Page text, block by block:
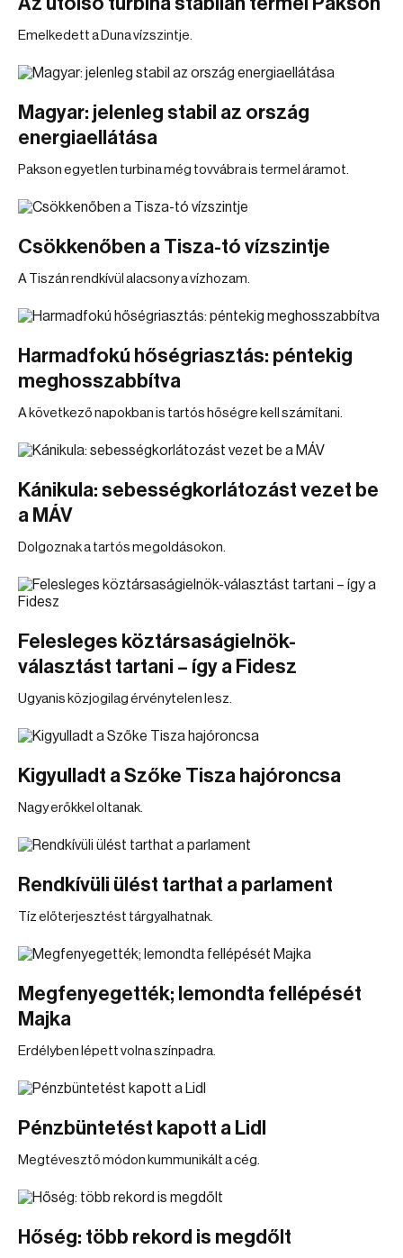
Emelkedett a Duna vízszintje.
Magyar: jelenleg stabil az ország
energiaellátása
Pakson egyetlen turbina még tovvábra is termel áramot.
Csökkenőben a Tisza-tó vízszintje
A Tiszán rendkívül alacsony a vízhozam.
Harmadfokú hőségriasztás: péntekig
meghosszabbítva
A következő napokban is tartós hőségre kell számítani.
Kánikula: sebességkorlátozást vezet be
a MÁV
Dolgoznak a tartós megoldásokon.
Felesleges köztársaságielnök-
választást tartani – így a Fidesz
Ugyanis közjogilag érvénytelen lesz.
Kigyulladt a Szőke Tisza hajóroncsa
Nagy erőkkel oltanak.
Rendkívüli ülést tarthat a parlament
Tíz előterjesztést tárgyalhatnak.
Megfenyegették; lemondta fellépését
Majka
Erdélyben lépett volna színpadra.
Pénzbüntetést kapott a Lidl
Megtévesztő módon kummunikált a cég.
Hőség: több rekord is megdőlt